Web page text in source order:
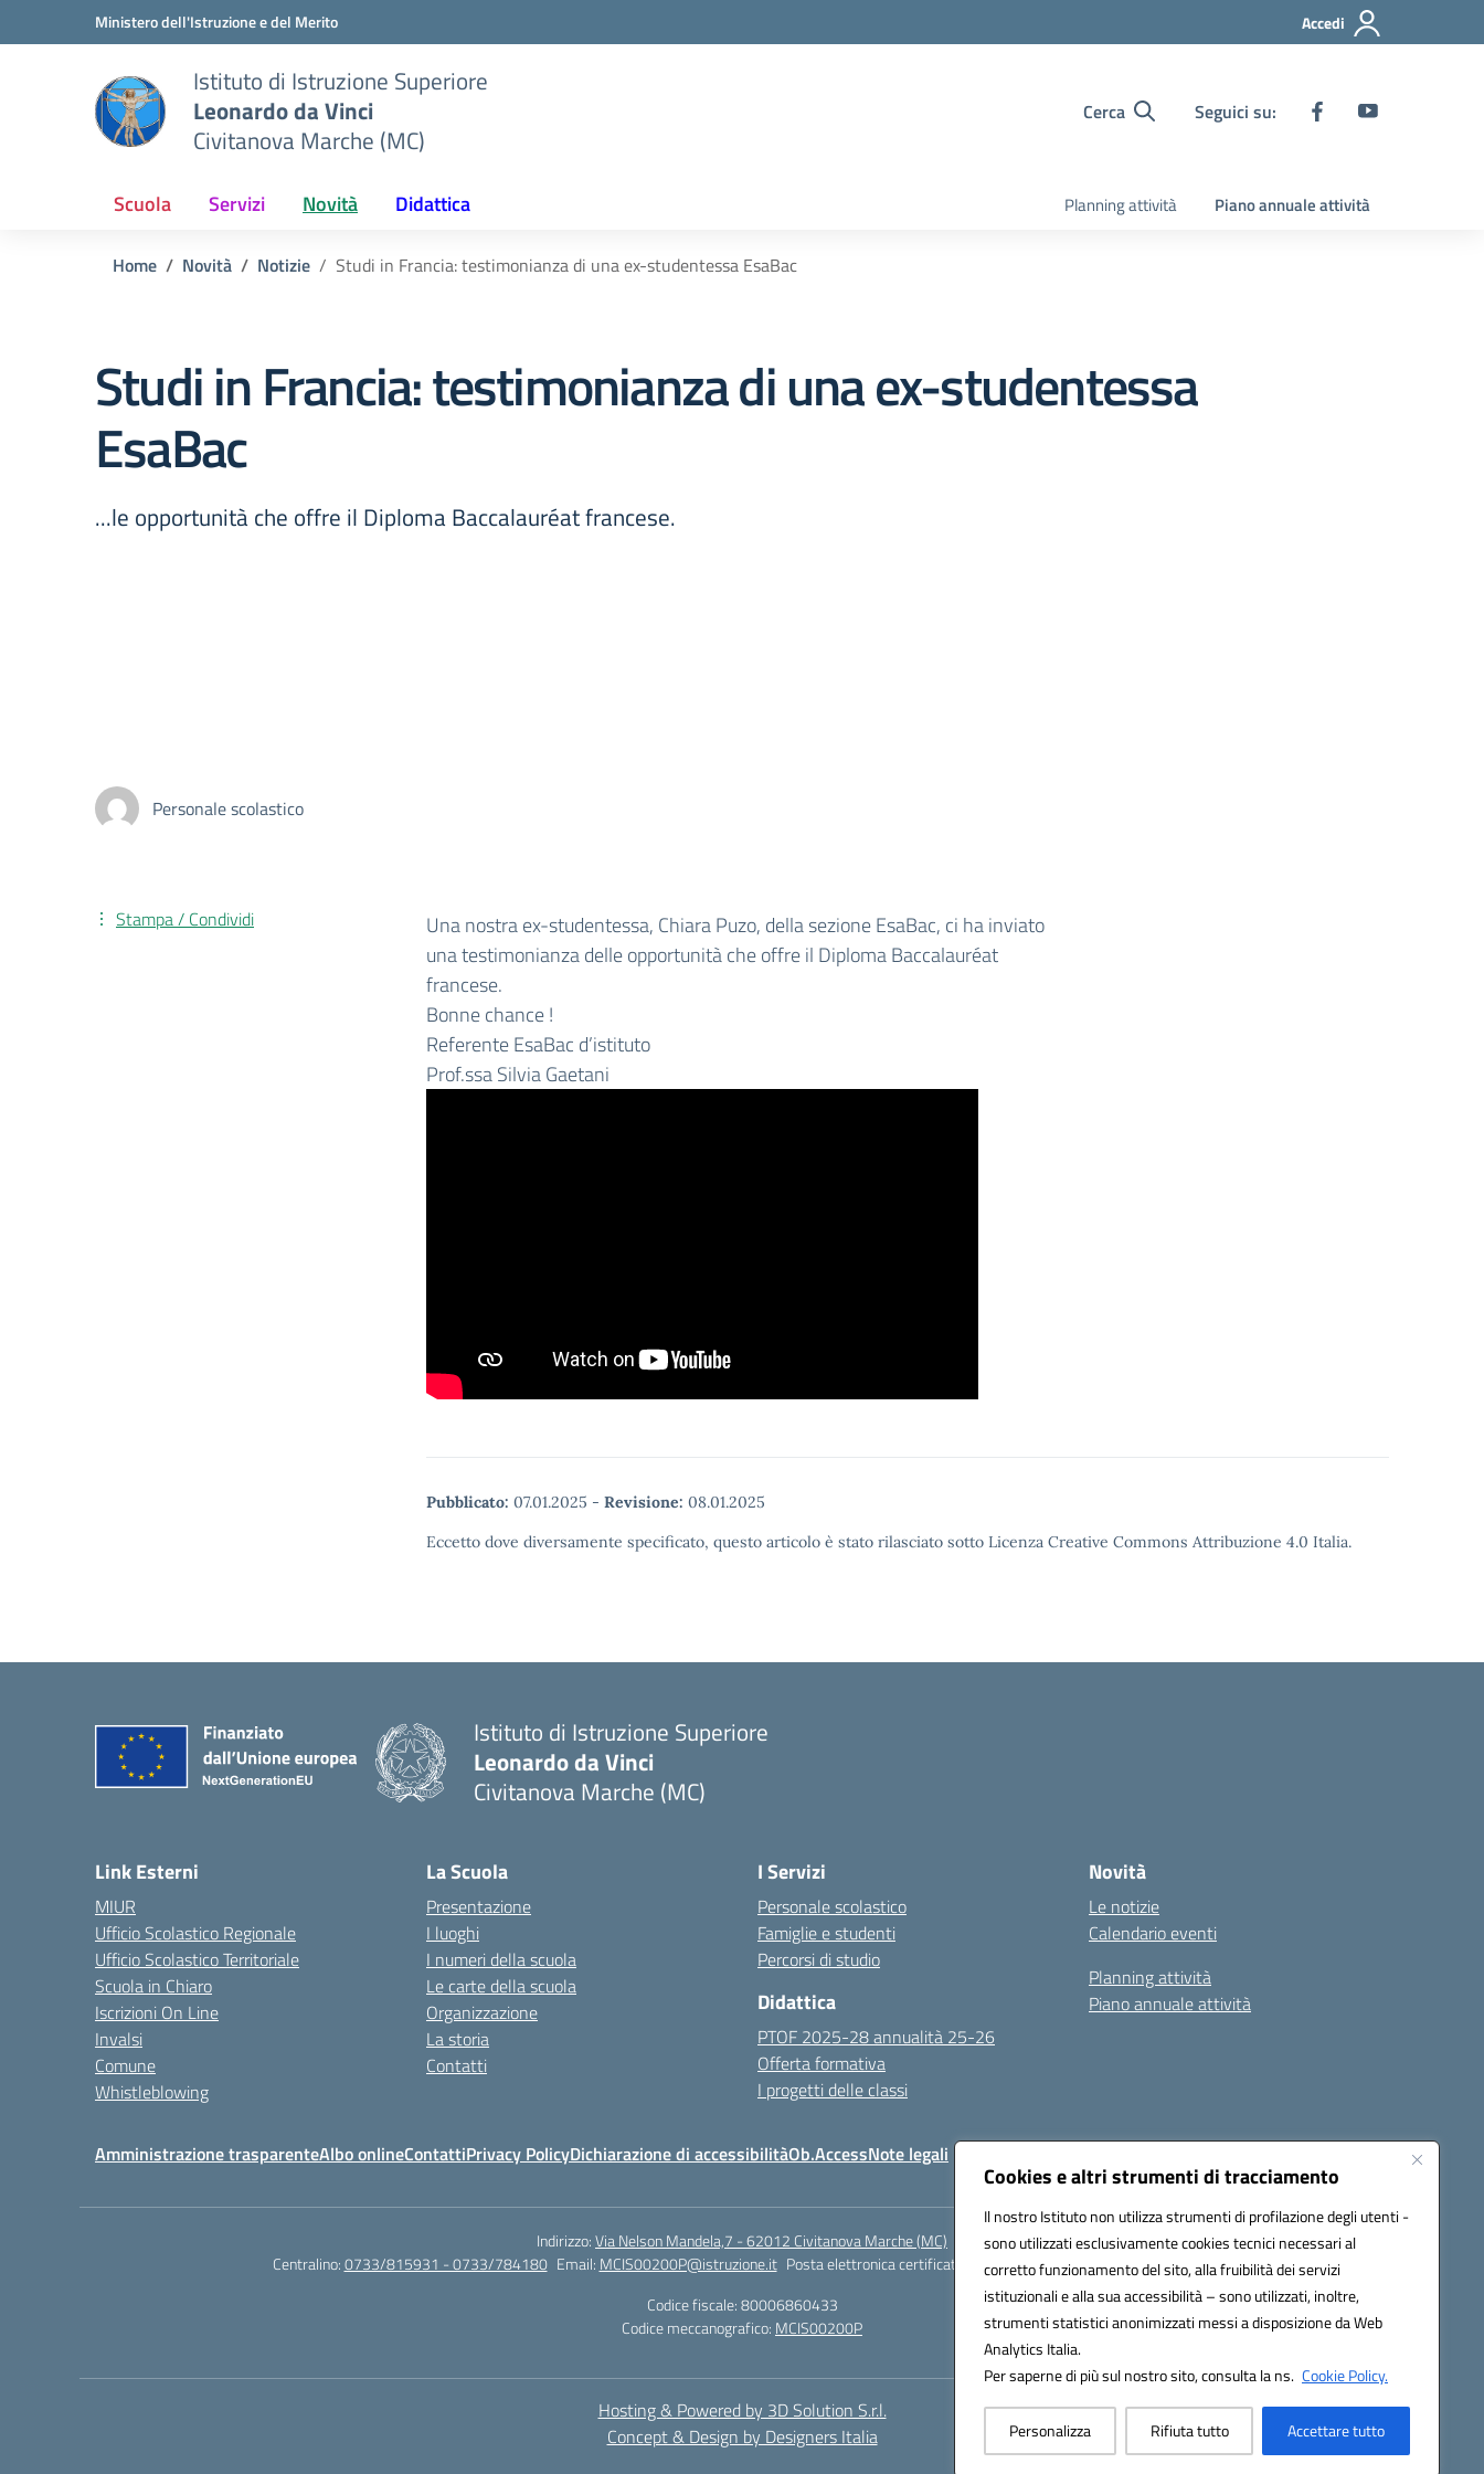
Cookies e altri strumenti di tracciamento
Il nostro Istituto non utilizza strumenti di profilazione degli utenti -
sono utilizzati esclusivamente cookies tecnici necessari al
corretto funzionamento del sito, alla fruibilità dei servizi
istituzionali e alla sua accessibilità – sono utilizzati, inoltre,
strumenti statistici anonimizzati messi a disposizione da Web
Analytics Italia.
Per saperne di più sul nostro sito, consulta la ns. Cookie Policy.
Personalizza Rifiuta tutto Accettare tutto
Vai ai contenuti
Vai al menu di navigazioneMinistero dell'Istruzione e del Merito Accedi
Istituto di Istruzione Superiore
Leonardo da Vinci
Civitanova Marche (MC)
Cerca Seguici su:
Scuola Servizi Novità Didattica Planning attività Piano annuale attività
Home Novità Notizie Studi in Francia: testimonianza di una ex-studentessa EsaBac
Studi in Francia: testimonianza di una ex-studentessa
EsaBac
...le opportunità che offre il Diploma Baccalauréat francese.
Personale scolastico
Una nostra ex-studentessa, Chiara Puzo, della sezione EsaBac, ci ha inviato
una testimonianza delle opportunità che offre il Diploma Baccalauréat
francese.
Bonne chance !
Referente EsaBac d’istituto
Prof.ssa Silvia Gaetani
Pubblicato: 07.01.2025 - Revisione: 08.01.2025
Eccetto dove diversamente specificato, questo articolo è stato rilasciato sotto Licenza Creative Commons Attribuzione 4.0 Italia.
Stampa / Condividi
Istituto di Istruzione Superiore
Leonardo da Vinci
Civitanova Marche (MC)
Link Esterni
MIUR
Ufficio Scolastico Regionale
Ufficio Scolastico Territoriale
Scuola in Chiaro
Iscrizioni On Line
Invalsi
Comune
Whistleblowing
La Scuola
Presentazione
I luoghi
I numeri della scuola
Le carte della scuola
Organizzazione
La storia
Contatti
I Servizi
Personale scolastico
Famiglie e studenti
Percorsi di studio
Didattica
PTOF 2025-28 annualità 25-26
Offerta formativa
I progetti delle classi
Novità
Le notizie
Calendario eventi
Planning attività
Piano annuale attività
Amministrazione trasparenteAlbo onlineContattiPrivacy PolicyDichiarazione di accessibilitàOb.AccessNote legali Seguici su:
Indirizzo:Via Nelson Mandela,7 - 62012 Civitanova Marche (MC)
Centralino:0733/815931 - 0733/784180 Email: MCIS00200P@istruzione.it Posta elettronica certificata (PEC):MCIS00200P@pec.istruzione.it
Codice fiscale: 80006860433
Codice meccanografico: MCIS00200P
Hosting & Powered by 3D Solution S.r.l.
Concept & Design by Designers Italia